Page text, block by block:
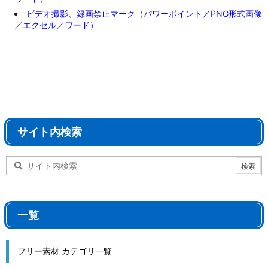
ビデオ撮影、録画禁止マーク（パワーポイント／PNG形式画像
／エクセル／ワード）
サイト内検索
一覧
フリー素材 カテゴリ一覧